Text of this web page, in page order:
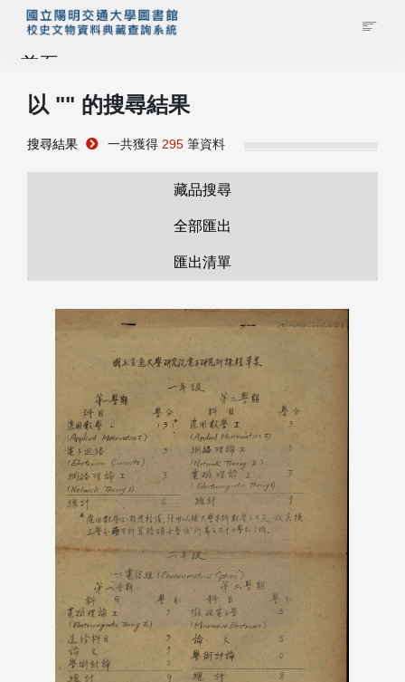
首頁
藏品查詢
管理者登入
以 "" 的搜尋結果
搜尋結果 一共獲得 295 筆資料
藏品搜尋
全部匯出
匯出清單